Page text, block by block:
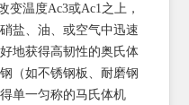
变温度Ac3或Ac1之上，
盐、油、或空气中迅速
地获得高韧性的奥氏体
（如不锈钢板、耐磨钢
单一匀称的马氏体机